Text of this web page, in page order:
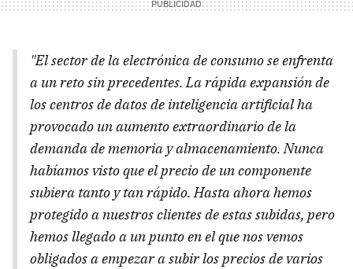
"El sector de la electrónica de consumo se enfrenta
a un reto sin precedentes. La rápida expansión de
los centros de datos de inteligencia artificial ha
provocado un aumento extraordinario de la
demanda de memoria y almacenamiento. Nunca
habíamos visto que el precio de un componente
subiera tanto y tan rápido. Hasta ahora hemos
protegido a nuestros clientes de estas subidas, pero
hemos llegado a un punto en el que nos vemos
obligados a empezar a subir los precios de varios